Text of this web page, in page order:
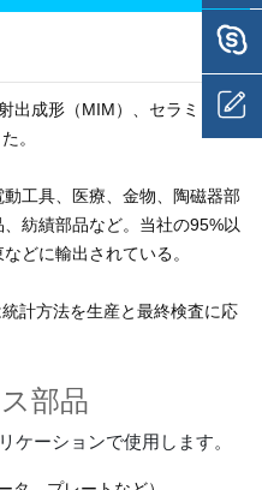
出成形（MIM）、セラミック射
。
工具、医療、金物、陶磁器部
紡績部品など。当社の95%以
どに輸出されている。
計方法を生産と最終検査に応
部品
ケーションで使用します。